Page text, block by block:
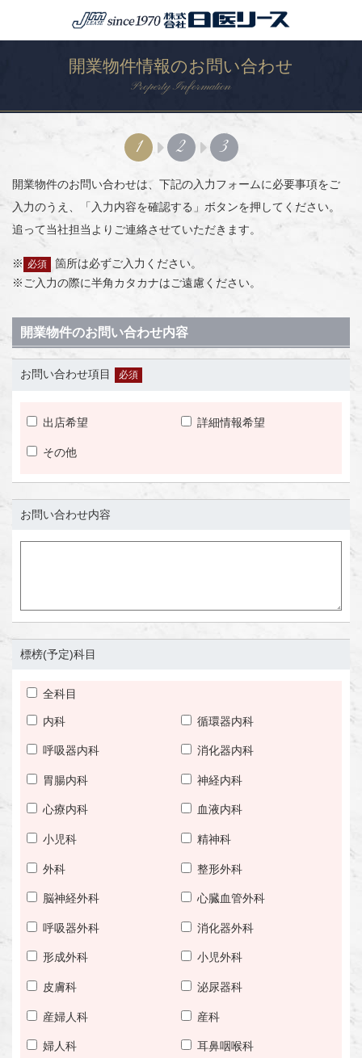
開業物件情報のお問い合わせ
Property Information
1 2 3
開業物件のお問い合わせは、下記の入力フォームに必要事項をご
入力のうえ、「入力内容を確認する」ボタンを押してください。
追って当社担当よりご連絡させていただきます。
必須
箇所は必ずご入力ください。
ご入力の際に半角カタカナはご遠慮ください。
開業物件のお問い合わせ内容
お問い合わせ項目 必須
出店希望 詳細情報希望
その他
お問い合わせ内容
標榜(予定)科目
全科目
内科 循環器内科
呼吸器内科 消化器内科
胃腸内科 神経内科
心療内科 血液内科
小児科 精神科
外科 整形外科
脳神経外科 心臓血管外科
呼吸器外科 消化器外科
形成外科 小児外科
皮膚科 泌尿器科
産婦人科 産科
婦人科 耳鼻咽喉科